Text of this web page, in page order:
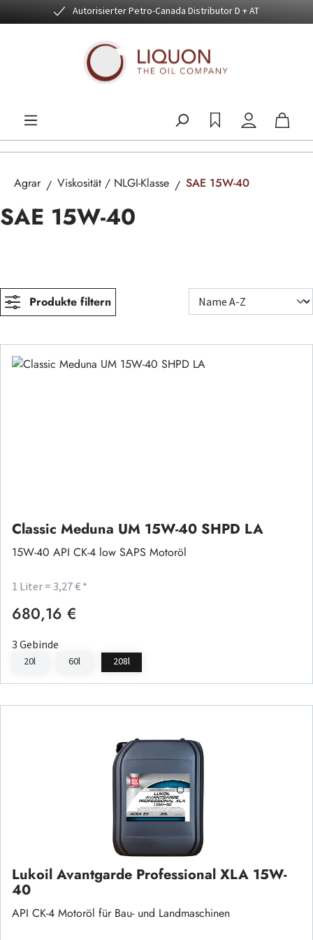
Zum Hauptinhalt springenAutorisierter Petro-Canada Distributor D + AT
Agrar Viskosität / NLGI-Klasse SAE 15W-40
SAE 15W-40
Produkte filtern
Classic Meduna UM 15W-40 SHPD LA
15W-40 API CK-4 low SAPS Motoröl
1 Liter = 3,27 € *
Regulärer Preis:
680,16 €
3 Gebinde
20l 60l 208l
Lukoil Avantgarde Professional XLA 15W-
40
API CK-4 Motoröl für Bau- und Landmaschinen